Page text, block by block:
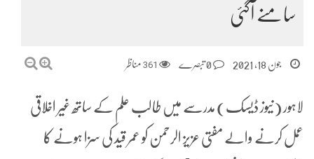
سامنے آگئی
جون 18, 2021 361 مناظر
لاہور (نیوز ڈیسک) مدرسے میں طالب علم کے ساتھ غیر اخلاقی
عمل کرنے والے مفتی عزیز الرحمن کو عمر قید کی سزا ہونے کا